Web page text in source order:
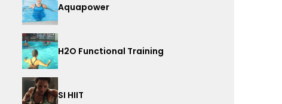
Aquapower
H2O Functional Training
SI HIIT